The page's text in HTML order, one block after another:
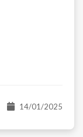
14/01/2025